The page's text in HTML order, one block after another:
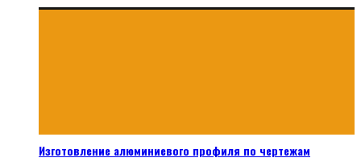
Изготовление алюминиевого профиля по чертежам